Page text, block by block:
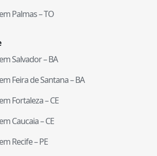
Palmas–TO
Salvador–BA
Feira de Santana–BA
Fortaleza–CE
Caucaia–CE
Recife–PE